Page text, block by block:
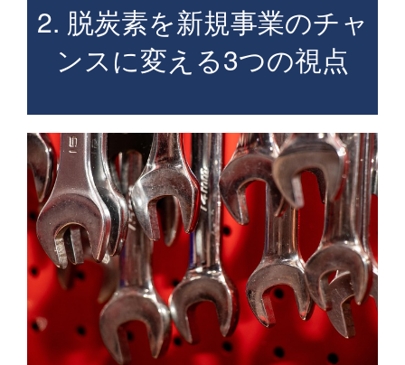
2. 脱炭素を新規事業のチャ
ンスに変える3つの視点